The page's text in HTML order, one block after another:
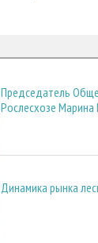
Председатель
Рослесхозе Марина
Динамика рынка